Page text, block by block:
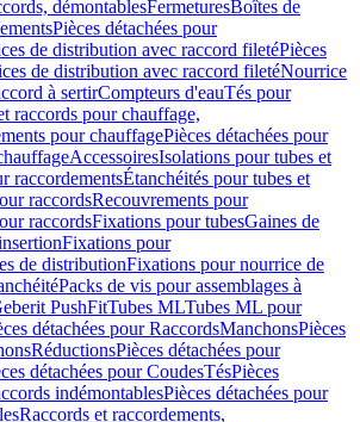
démontablesFermeturesBoîtes de
Pièces détachées pour
de distribution avec raccord filetéPièces
de distribution avec raccord filetéNourrice
à sertirCompteurs d'eauTés pour
raccords pour chauffage,
pour chauffagePièces détachées pour
AccessoiresIsolations pour tubes et
raccordementsÉtanchéités pour tubes et
raccordsRecouvrements pour
raccordsFixations pour tubesGaines de
Fixations pour
de distributionFixations pour nourrice de
Packs de vis pour assemblages à
PushFitTubes MLTubes ML pour
détachées pour RaccordsManchonsPièces
RéductionsPièces détachées pour
détachées pour CoudesTésPièces
indémontablesPièces détachées pour
Raccords et raccordements,